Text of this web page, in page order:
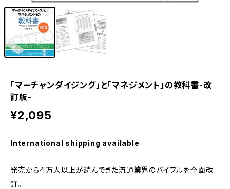
｢マーチャンダイジング｣と｢マネジメント」の教科書-改
訂版-
¥2,095
International shipping available
発売から４万人以上が読んできた流通業界のバイブルを全面改
訂。